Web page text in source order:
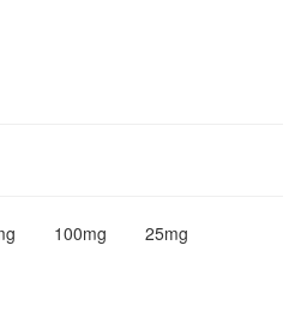
100mg
25mg